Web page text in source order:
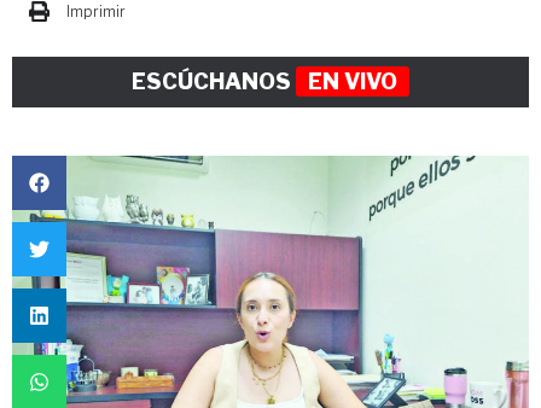
Imprimir
ESCÚCHANOS EN VIVO